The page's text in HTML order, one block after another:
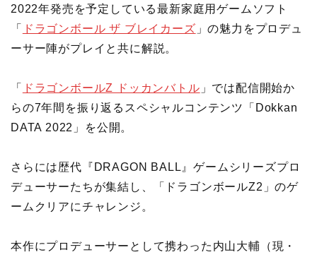
2022年発売を予定している最新家庭用ゲームソフト
「
ドラゴンボール ザ ブレイカーズ 」の魅力をプロデュ
ーサー陣がプレイと共に解説。
「 ドラゴンボールZ ドッカンバトル 」では配信開始か
らの7年間を振り返るスペシャルコンテンツ「Dokkan
DATA 2022」を公開。
さらには歴代『DRAGON BALL』ゲームシリーズプロ
デューサーたちが集結し、「ドラゴンボールZ2」のゲ
ームクリアにチャレンジ。
本作にプロデューサーとして携わった内山大輔（現・